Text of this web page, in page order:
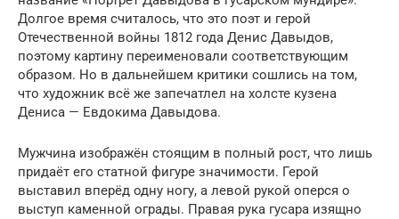
Долгое время считалось, что это поэт и герой
Отечественной войны 1812 года Денис Давыдов,
поэтому картину переименовали соответствующим
образом. Но в дальнейшем критики сошлись на том,
что художник всё же запечатлел на холсте кузена
Дениса — Евдокима Давыдова.
Мужчина изображён стоящим в полный рост, что лишь
придаёт его статной фигуре значимости. Герой
выставил вперёд одну ногу, а левой рукой оперся о
выступ каменной ограды. Правая рука гусара изящно